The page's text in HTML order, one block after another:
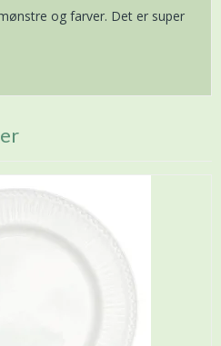
og farver. Det er super